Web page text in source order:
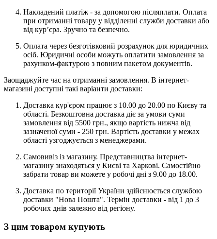
Накладений платіж - за допомогою післяплати. Оплата
при отриманні товару у відділенні служби доставки або
від кур’єра. Зручно та безпечно.
Оплата через безготівковий розрахунок для юридичних
осіб. Юридичні особи можуть оплатити замовлення за
рахунком-фактурою з повним пакетом документів.
Заощаджуйте час на отриманні замовлення. В інтернет-
магазині доступні такі варіанти доставки:
Доставка кур'єром працює з 10.00 до 20.00 по Києву та
області. Безкоштовна доставка діє за умови суми
замовлення від 5500 грн., якщо вартість нижча від
зазначеної суми - 250 грн. Вартість доставки у межах
області узгоджується з менеджерами.
Самовивіз із магазину. Представництва інтернет-
магазину знаходяться у Києві та Харкові. Самостійно
забрати товар ви можете у робочі дні з 9.00 до 18.00.
Доставка по території України здійснюється службою
доставки "Нова Пошта". Термін доставки - від 1 до 3
робочих днів залежно від регіону.
З цим товаром купують